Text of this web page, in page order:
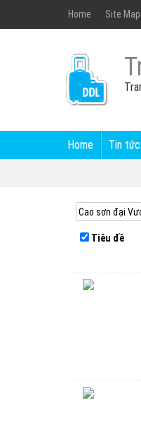
Home Site Map
Home Tin
Tiêu đề